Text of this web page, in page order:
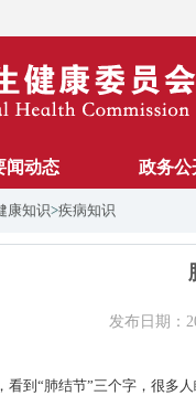
闻动态 政务公
康知识>疾病知识
发布日期：
看到“肺结节”三个字，很多